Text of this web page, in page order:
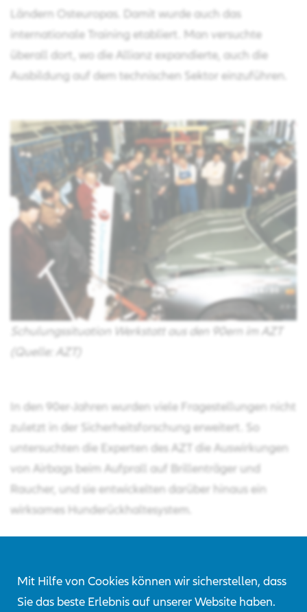
Mit Hilfe von Cookies können wir sicherstellen, dass
Sie das beste Erlebnis auf unserer Website haben.
Ländern Osteuropas. Damit wurde auch das
internationale Training etabliert. Man versuchte
überall dort, wo die Allianz expandierte, auch die
Ausbildung auf dem technischen Sektor einzuführen.
Schulungssituation Werkstatt aus den 90ern im AZT
(Quelle: AZT)
In den 90er-Jahren wurden viele Fragestellungen nicht
zuletzt in der Sicherheitsforschung erweitert. So
untersuchten die Experten des AZT die Auswirkungen
von Airbags beim Aufprall auf Brillenträger und
Raucher, und sie entwickelten darüber hinaus ein
wirksames Hunderückhaltesystem.